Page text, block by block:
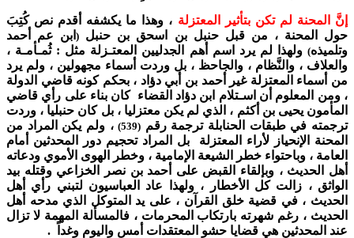
إنَّ المحنة لم تكن بتأثير المعتزلة ، وهذا ما يكشفه أقدم نص كُتِبَ
حول المحنة ، من قبل حنبل بن اسحق بن حنبل (ابن عم أحمد
وتلميذه) ولهذا لم يرد اسم أهم الجدليين المعتـزلة مثل : ثُمـأمـة ،
والعلاف ، والنَّظام ، والجاحظ ، بل وردت أسماء مجهولين ، ولم يرد
من أسماء المعتزلة غير أحمد بن أبي دؤاد ، بحكم كونه قاضي الدولة
، ومن المعلوم أن اسـتلام ابن دؤاد القضاء كان بناء على رأي قاضي
المأمون يحيى بن أكثم ، الذي لم يكن معتزليا ، بل كان حنبليا ، وردت
ترجمته في طبقات الحنابلة ترجمة رقم (539)
، ولم يكن المراد من
المحنة الإنحياز لأراء المعتزلة بل المراد تحجيم دور المحدثين أمام
العامة ، وباحتواء خطر الشيعة الإمامية ، وخطر الهوى الأموي ودعاته
أهل الحديث ، وبإلقاء القبض على أحمد بن نصر الخزاعي وقتله بيد
الواثق ، زالت كل الأخطار ، ولهذا عاد العباسيون لتبني رأي أهل
الحديث ، في قضية خلق القرآن ، على يد المتوكل الذي مدحه أهل
الحديث ، رغم شهرته بارتكاب المحرمات ، فالمسألة المهمة لا تزال
عند المحدثين هي قضايا حشو المعتقدات أمسِ واليوم وغداً .